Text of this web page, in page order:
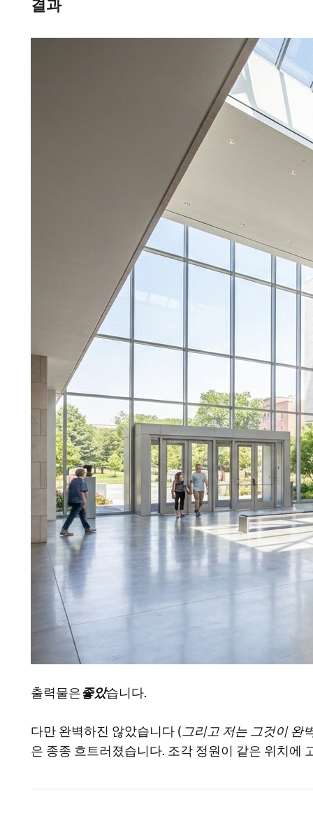
결과
출력물은좋았습니다.
다만 완벽하진 않았습니다 (그리고 저는 그것이 완
은 종종 흐트러졌습니다. 조각 정원이 같은 위치에